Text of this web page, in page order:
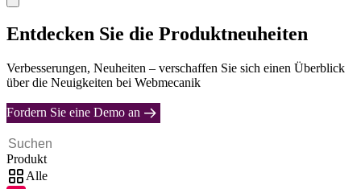
Entdecken Sie die Produktneuheiten
Verbesserungen, Neuheiten – verschaffen Sie sich einen Überblick
über die Neuigkeiten bei Webmecanik
Fordern Sie eine Demo an
Produkt
Alle